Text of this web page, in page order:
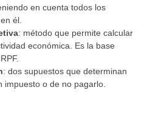
en cuenta todos los
él.
: método que permite calcular
económica. Es la base
: dos supuestos que determinan
impuesto o de no pagarlo.